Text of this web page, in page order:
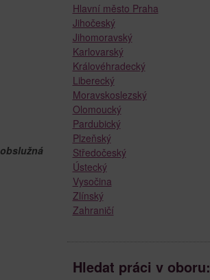
Hlavní město Praha
Jihočeský
Jihomoravský
Karlovarský
Královéhradecký
Liberecký
Moravskoslezský
Olomoucký
Pardubický
Plzeňský
Středočeský
Ústecký
Vysočina
Zlínský
Zahraničí
Hledat práci v oboru: